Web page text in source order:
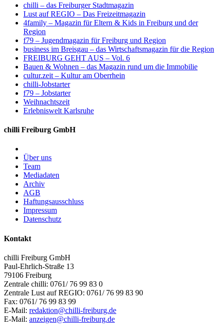
chilli – das Freiburger Stadtmagazin
Lust auf REGIO – Das Freizeitmagazin
4family – Magazin für Eltern & Kids in Freiburg und der
Region
f79 – Jugendmagazin für Freiburg und Region
business im Breisgau – das Wirtschaftsmagazin für die Region
FREIBURG GEHT AUS – Vol. 6
Bauen & Wohnen – das Magazin rund um die Immobilie
cultur.zeit – Kultur am Oberrhein
chilli-Jobstarter
f79 – Jobstarter
Weihnachtszeit
Erlebniswelt Karlsruhe
chilli Freiburg GmbH
Über uns
Team
Mediadaten
Archiv
AGB
Haftungsausschluss
Impressum
Datenschutz
Kontakt
chilli Freiburg GmbH
Paul-Ehrlich-Straße 13
79106 Freiburg
Zentrale chilli: 0761/ 76 99 83 0
Zentrale Lust auf REGIO: 0761/ 76 99 83 90
Fax: 0761/ 76 99 83 99
E-Mail: redaktion@chilli-freiburg.de
E-Mail: anzeigen@chilli-freiburg.de